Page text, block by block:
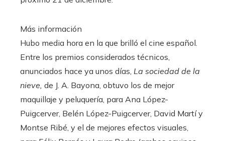
Más información
Hubo media hora en la que brilló el cine español.
Entre los premios considerados técnicos,
anunciados hace ya unos días, La sociedad de la
nieve, de J. A. Bayona, obtuvo los de mejor
maquillaje y peluquería, para Ana López-
Puigcerver, Belén López-Puigcerver, David Martí y
Montse Ribé, y el de mejores efectos visuales,